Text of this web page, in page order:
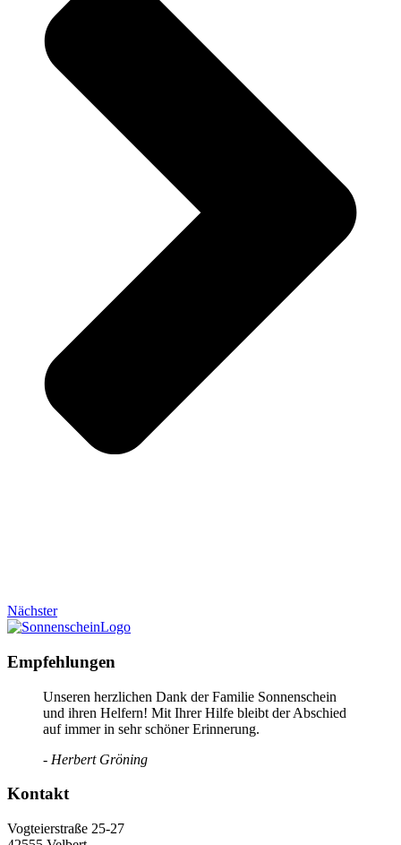
Nächster
Empfehlungen
Unseren herzlichen Dank der Familie Sonnenschein
und ihren Helfern! Mit Ihrer Hilfe bleibt der Abschied
auf immer in sehr schöner Erinnerung.
- Herbert Gröning
Kontakt
Vogteierstraße 25-27